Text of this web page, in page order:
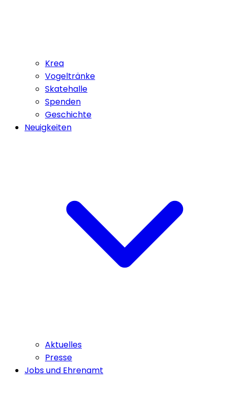
Krea
Vogeltränke
Skatehalle
Spenden
Geschichte
Neuigkeiten
Aktuelles
Presse
Jobs und Ehrenamt